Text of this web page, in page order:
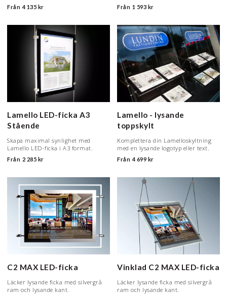
Från 4 135 kr Från 1 593 kr
Lamello LED-ficka A3
Stående
Skapa maximal synlighet med
Lamello LED-ficka i A3 format.
Från 2 285 kr
Lamello - lysande
toppskylt
Komplettera din Lamelloskyltning
med en lysande logotyp eller text.
Från 4 699 kr
C2 MAX LED-ficka
Läcker lysande ficka med silvergrå
ram och lysande kant.
Vinklad C2 MAX LED-ficka
Läcker lysande ficka med silvergrå
ram och lysande kant.